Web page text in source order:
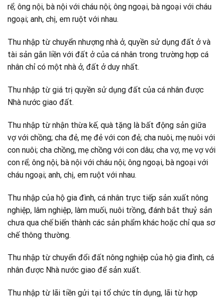
rể; ông nội, bà nội với cháu nội; ông ngoại, bà ngoại với cháu
ngoại; anh, chị, em ruột với nhau.
Thu nhập từ chuyển nhượng nhà ở, quyền sử dụng đất ở và
tài sản gắn liền với đất ở của cá nhân trong trường hợp cá
nhân chỉ có một nhà ở, đất ở duy nhất.
Thu nhập từ giá trị quyền sử dụng đất của cá nhân được
Nhà nước giao đất.
Thu nhập từ nhận thừa kế, quà tặng là bất động sản giữa
vợ với chồng; cha đẻ, mẹ đẻ với con đẻ; cha nuôi, mẹ nuôi với
con nuôi; cha chồng, mẹ chồng với con dâu; cha vợ, mẹ vợ với
con rể; ông nội, bà nội với cháu nội; ông ngoại, bà ngoại với
cháu ngoại; anh, chị, em ruột với nhau.
Thu nhập của hộ gia đình, cá nhân trực tiếp sản xuất nông
nghiệp, lâm nghiệp, làm muối, nuôi trồng, đánh bắt thuỷ sản
chưa qua chế biến thành các sản phẩm khác hoặc chỉ qua sơ
chế thông thường.
Thu nhập từ chuyển đổi đất nông nghiệp của hộ gia đình, cá
nhân được Nhà nước giao để sản xuất.
Thu nhập từ lãi tiền gửi tại tổ chức tín dụng, lãi từ hợp